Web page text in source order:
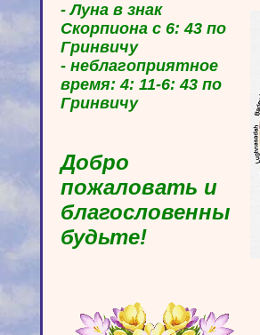
- Луна в знак
Скорпиона с 6: 43 по
Гринвичу
- неблагоприятное
время: 4: 11-6: 43 по
Гринвичу
Добро
пожаловать и
благословенны
будьте!